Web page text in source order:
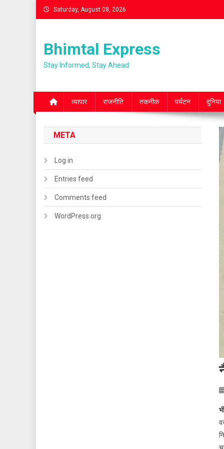
Skip
to
Saturday, August 08, 2026
Bhimtal Express
Stay Informed, Stay Ahead
व्यापार राजनीति तकनीक पर्यटन दुनिया
META
Log in
Entries feed
Comments feed
WordPress.org